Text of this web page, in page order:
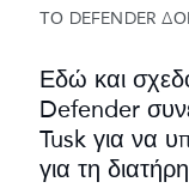
ΤΟ DEFENDER
Εδώ και
Defender
Tusk για να
για τη